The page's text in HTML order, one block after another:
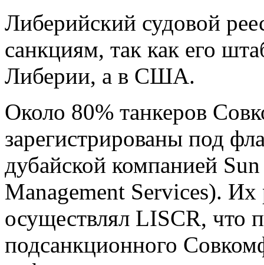
Либерийский судовой
санкциям, так как его
Либерии, а в США.
Около 80% танкеров
зарегистрированы под
дубайской компанией
Management Services).
осуществлял LISCR, что
подсанкционного